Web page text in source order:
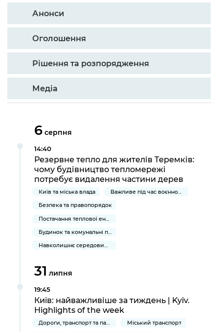
Анонси
Оголошення
Рішення та розпорядження
Медіа
6 серпня
14:40
Резервне тепло для жителів Теремків:
чому будівництво тепломережі
потребує видалення частини дерев
Київ та міська влада
Безпека та правопорядок
Постачання теплової енергії та гарячої води
Будинок та комунальні послуги
Навколишнє середовище міста
31 липня
19:45
Київ: найважливіше за тиждень | Kyiv.
Highlights of the week
Дороги, транспорт та парковки
Міський транспорт